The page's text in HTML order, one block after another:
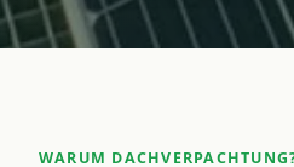
WARUM